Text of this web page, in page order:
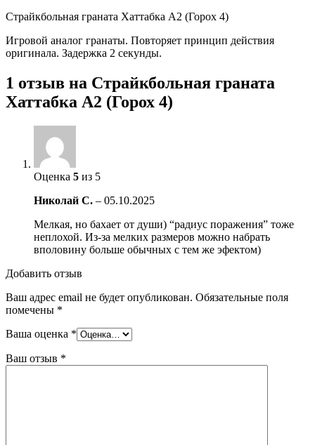
Страйкбольная граната Хаттабка А2 (Горох 4)
Игровой аналог гранаты. Повторяет принцип действия
оригинала. Задержка 2 секунды.
1 отзыв на Страйкбольная граната
Хаттабка А2 (Горох 4)
Оценка 5 из 5
Николай С. – 05.10.2025
Мелкая, но бахает от души) “радиус поражения” тоже
неплохой. Из-за мелких размеров можно набрать
вполовину больше обычных с тем же эфектом)
Добавить отзыв
Ваш адрес email не будет опубликован. Обязательные поля
помечены *
Ваша оценка *
Ваш отзыв *